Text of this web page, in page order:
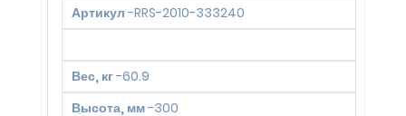
Артикул -RRS-2010-333240
Вес, кг-60.9
Высота, мм-300